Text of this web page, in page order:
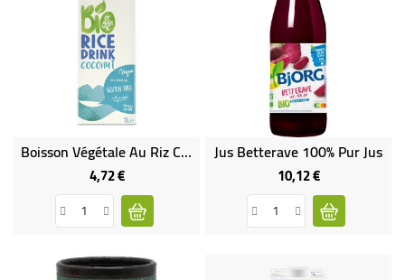
Boisson Végétale Au Riz Coco Bio & Sans Gluten
4,72 €Prix
Jus Betterave 100% Pur Jus
10,12 €Prix